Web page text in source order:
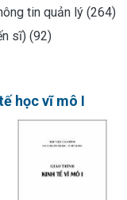
tin quản lý (264)
sĩ) (92)
học vĩ mô I